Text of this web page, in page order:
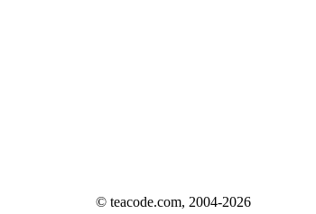
© teacode.com, 2004-2026